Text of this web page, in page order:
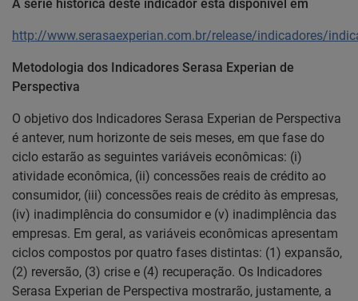
A série histórica deste indicador está disponível em
http://www.serasaexperian.com.br/release/indicadores/
Metodologia dos Indicadores Serasa Experian de
Perspectiva
O objetivo dos Indicadores Serasa Experian de Perspectiva
é antever, num horizonte de seis meses, em que fase do
ciclo estarão as seguintes variáveis econômicas: (i)
atividade econômica, (ii) concessões reais de crédito ao
consumidor, (iii) concessões reais de crédito às empresas,
(iv) inadimplência do consumidor e (v) inadimplência das
empresas. Em geral, as variáveis econômicas apresentam
ciclos compostos por quatro fases distintas: (1) expansão,
(2) reversão, (3) crise e (4) recuperação. Os Indicadores
Serasa Experian de Perspectiva mostrarão, justamente, a